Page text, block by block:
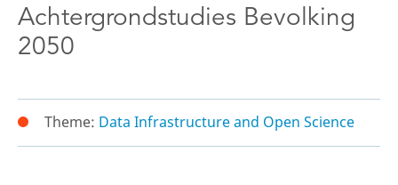
Achtergrondstudies Bevolking
2050
Theme: Data Infrastructure and Open Science